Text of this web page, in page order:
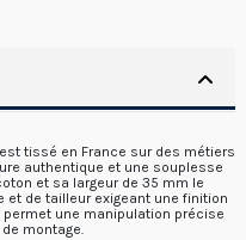
tissé en France sur des métiers
authentique et une souplesse
et sa largeur de 35 mm le
et de tailleur exigeant une finition
une manipulation précise
montage.